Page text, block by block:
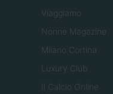
Viaggiamo
Nonne Magazine
Milano Cortina
Luxury Club
Il Calcio Online